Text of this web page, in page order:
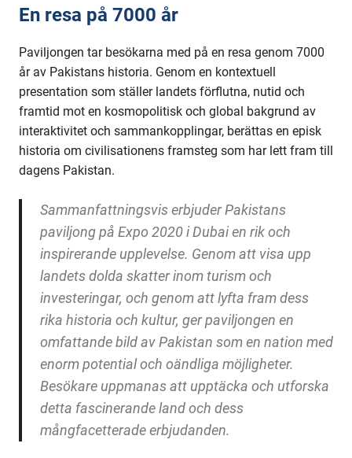
En resa på 7000 år
Paviljongen tar besökarna med på en resa genom 7000
år av Pakistans historia. Genom en kontextuell
presentation som ställer landets förflutna, nutid och
framtid mot en kosmopolitisk och global bakgrund av
interaktivitet och sammankopplingar, berättas en episk
historia om civilisationens framsteg som har lett fram till
dagens Pakistan.
Sammanfattningsvis erbjuder Pakistans
paviljong på Expo 2020 i Dubai en rik och
inspirerande upplevelse. Genom att visa upp
landets dolda skatter inom turism och
investeringar, och genom att lyfta fram dess
rika historia och kultur, ger paviljongen en
omfattande bild av Pakistan som en nation med
enorm potential och oändliga möjligheter.
Besökare uppmanas att upptäcka och utforska
detta fascinerande land och dess
mångfacetterade erbjudanden.